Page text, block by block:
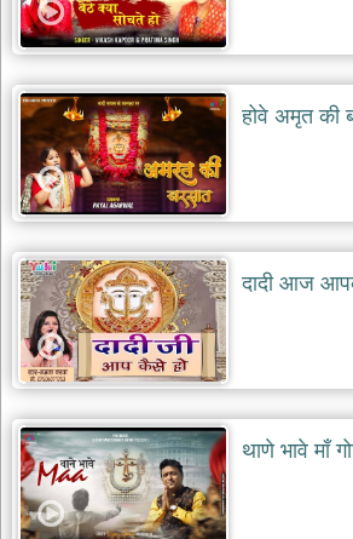
होवे अमृत की
दादी आज
थाणे भावे माँ